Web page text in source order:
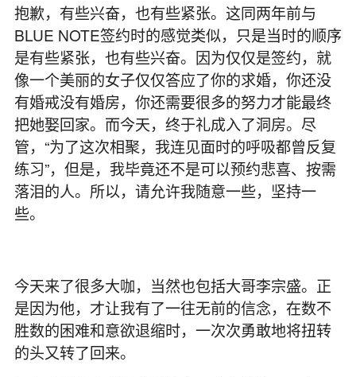
抱歉，有些兴奋，也有些紧张。这同两年前与
BLUE NOTE签约时的感觉类似，只是当时的顺序
是有些紧张，也有些兴奋。因为仅仅是签约，就
像一个美丽的女子仅仅答应了你的求婚，你还没
有婚戒没有婚房，你还需要很多的努力才能最终
把她娶回家。而今天，终于礼成入了洞房。尽
管，“为了这次相聚，我连见面时的呼吸都曾反复
练习”，但是，我毕竟还不是可以预约悲喜、按需
落泪的人。所以，请允许我随意一些，坚持一
些。
今天来了很多大咖，当然也包括大哥李宗盛。正
是因为他，才让我有了一往无前的信念，在数不
胜数的困难和意欲退缩时，一次次勇敢地将扭转
的头又转了回来。